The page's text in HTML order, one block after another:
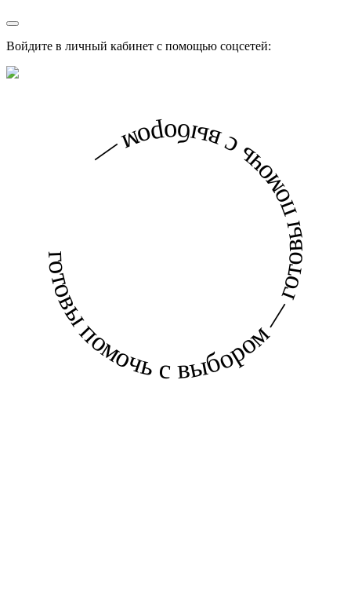
Войдите в личный кабинет с помощью соцсетей:
готовы помочь с выбором — готовы помочь с выбором —